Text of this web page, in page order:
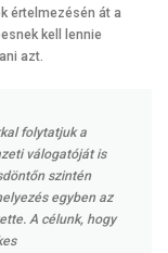
értelmezésén át a
kell lennie
azt.
folytatjuk a
válogatóját is
szintén
egyben az
A célunk, hogy